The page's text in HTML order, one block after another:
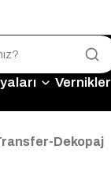
Vernikler
Dekopaj